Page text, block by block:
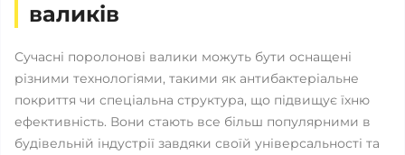
валиків
Сучасні поролонові валики можуть бути оснащені
різними технологіями, такими як антибактеріальне
покриття чи спеціальна структура, що підвищує їхню
ефективність. Вони стають все більш популярними в
будівельній індустрії завдяки своїй універсальності та